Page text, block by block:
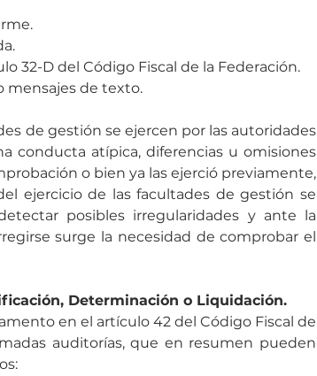
32-D del Código Fiscal de la Federación.
mensajes de texto.
de gestión se ejercen por las autoridades
conducta atípica, diferencias u omisiones
o bien ya las ejerció previamente,
ejercicio de las facultades de gestión se
posibles irregularidades y ante la
surge la necesidad de comprobar el
Determinación o Liquidación.
en el artículo 42 del Código Fiscal de
auditorías, que en resumen pueden